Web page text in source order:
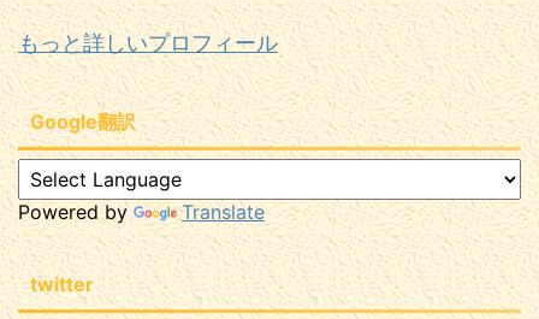
もっと詳しいプロフィール
Google翻訳
Powered by Translate
twitter